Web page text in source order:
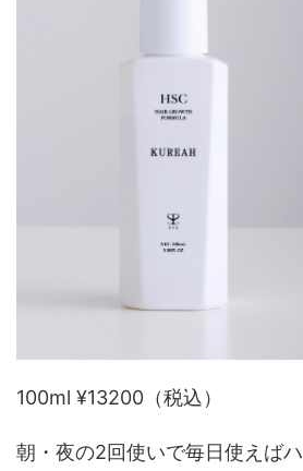
100ml ¥13200（税込）
朝・夜の2回使いで毎日使えば